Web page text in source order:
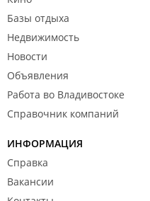
Базы отдыха
Недвижимость
Новости
Объявления
Работа во Владивостоке
Справочник компаний
ИНФОРМАЦИЯ
Справка
Вакансии